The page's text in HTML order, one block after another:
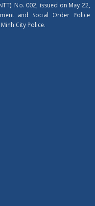
No. 002, issued on May 22,
and Social Order Police
City Police.